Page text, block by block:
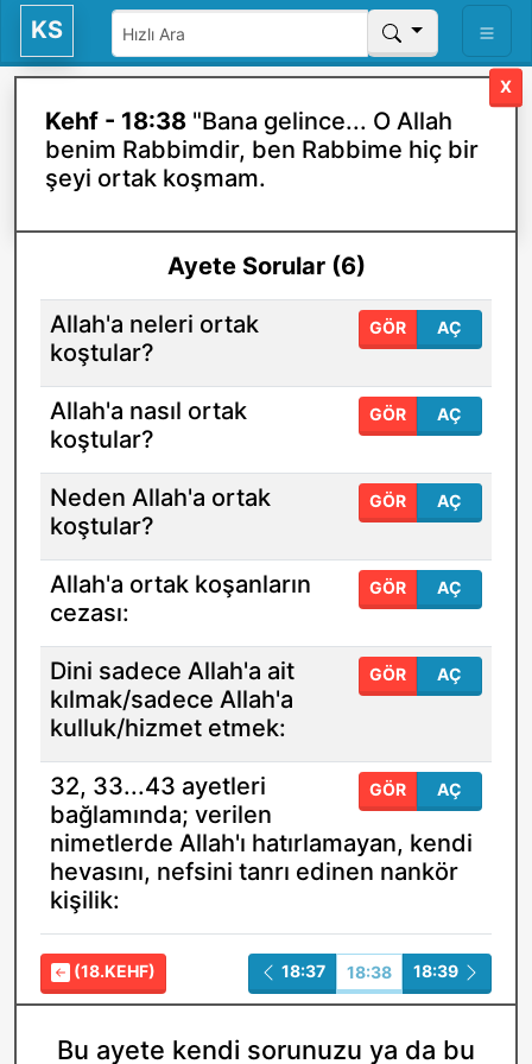
KS
Kehf - 18:38 "Bana gelince... O Allah
benim Rabbimdir, ben Rabbime hiç bir
şeyi ortak koşmam.
X
Ayete Sorular (6)
GÖR AÇ
Allah'a neleri ortak
koştular?
GÖR AÇ
Allah'a nasıl ortak
koştular?
GÖR AÇ
Neden Allah'a ortak
koştular?
GÖR AÇ
Allah'a ortak koşanların
cezası:
GÖR AÇ
Dini sadece Allah'a ait
kılmak/sadece Allah'a
kulluk/hizmet etmek:
GÖR AÇ
32, 33...43 ayetleri
bağlamında; verilen
nimetlerde Allah'ı hatırlamayan, kendi
hevasını, nefsini tanrı edinen nankör
kişilik:
(18.KEHF) 18:37 18:38 18:39
Bu ayete kendi sorunuzu ya da bu